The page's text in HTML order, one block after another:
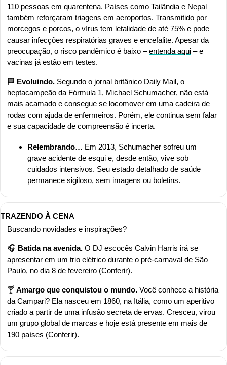
110 pessoas em quarentena. Países como Tailândia e Nepal
também reforçaram triagens em aeroportos. Transmitido por
morcegos e porcos, o vírus tem letalidade de até 75% e pode
causar infecções respiratórias graves e encefalite. Apesar da
preocupação, o risco pandêmico é baixo – entenda aqui – e
vacinas já estão em testes.
🏁 Evoluindo. Segundo o jornal britânico Daily Mail, o
heptacampeão da Fórmula 1, Michael Schumacher, não está
mais acamado e consegue se locomover em uma cadeira de
rodas com ajuda de enfermeiros. Porém, ele continua sem falar
e sua capacidade de compreensão é incerta.
Relembrando… Em 2013, Schumacher sofreu um
grave acidente de esqui e, desde então, vive sob
cuidados intensivos. Seu estado detalhado de saúde
permanece sigiloso, sem imagens ou boletins.
TRAZENDO À CENA
Buscando novidades e inspirações?
🎧 Batida na avenida. O DJ escocês Calvin Harris irá se
apresentar em um trio elétrico durante o pré-carnaval de São
Paulo, no dia 8 de fevereiro (Conferir).
🍸 Amargo que conquistou o mundo. Você conhece a história
da Campari? Ela nasceu em 1860, na Itália, como um aperitivo
criado a partir de uma infusão secreta de ervas. Cresceu, virou
um grupo global de marcas e hoje está presente em mais de
190 países (Conferir).